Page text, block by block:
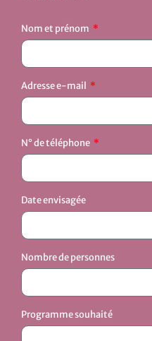
Nom et prénom
Adresse e-mail
N° de téléphone
Date envisagée
Nombre de personnes
Programme souhaité